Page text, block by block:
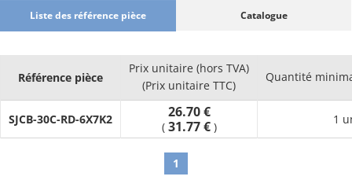
Liste des référence pièce Catalogue
Référence pièce
Prix unitaire (hors TVA)
(Prix unitaire TTC)
Quantité
SJCB-30C-RD-6X7K2 26.70 €
( 31.77 € )
1
1